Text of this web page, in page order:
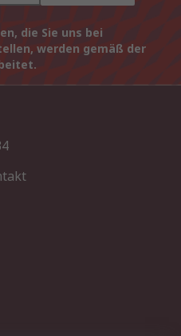
die Sie uns bei
werden gemäß der